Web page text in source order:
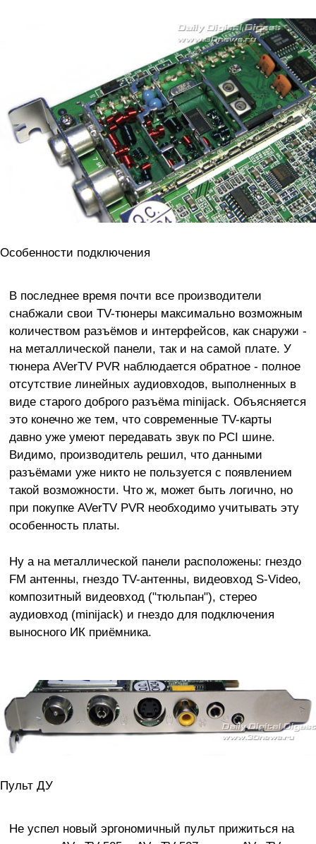
Особенности подключения
В последнее время почти все производители
снабжали свои TV-тюнеры максимально возможным
количеством разъёмов и интерфейсов, как снаружи -
на металлической панели, так и на самой плате. У
тюнера AVerTV PVR наблюдается обратное - полное
отсутствие линейных аудиовходов, выполненных в
виде старого доброго разъёма minijack. Объясняется
это конечно же тем, что современные TV-карты
давно уже умеют передавать звук по PCI шине.
Видимо, производитель решил, что данными
разъёмами уже никто не пользуется с появлением
такой возможности. Что ж, может быть логично, но
при покупке AVerTV PVR необходимо учитывать эту
особенность платы.
Ну а на металлической панели расположены: гнездо
FM антенны, гнездо TV-антенны, видеовход S-Video,
композитный видеовход ("тюльпан"), стерео
аудиовход (minijack) и гнездо для подключения
выносного ИК приёмника.
Пульт ДУ
Не успел новый эргономичный пульт прижиться на